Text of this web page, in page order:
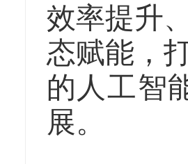
效率提升
态赋能，
的人工智
展。